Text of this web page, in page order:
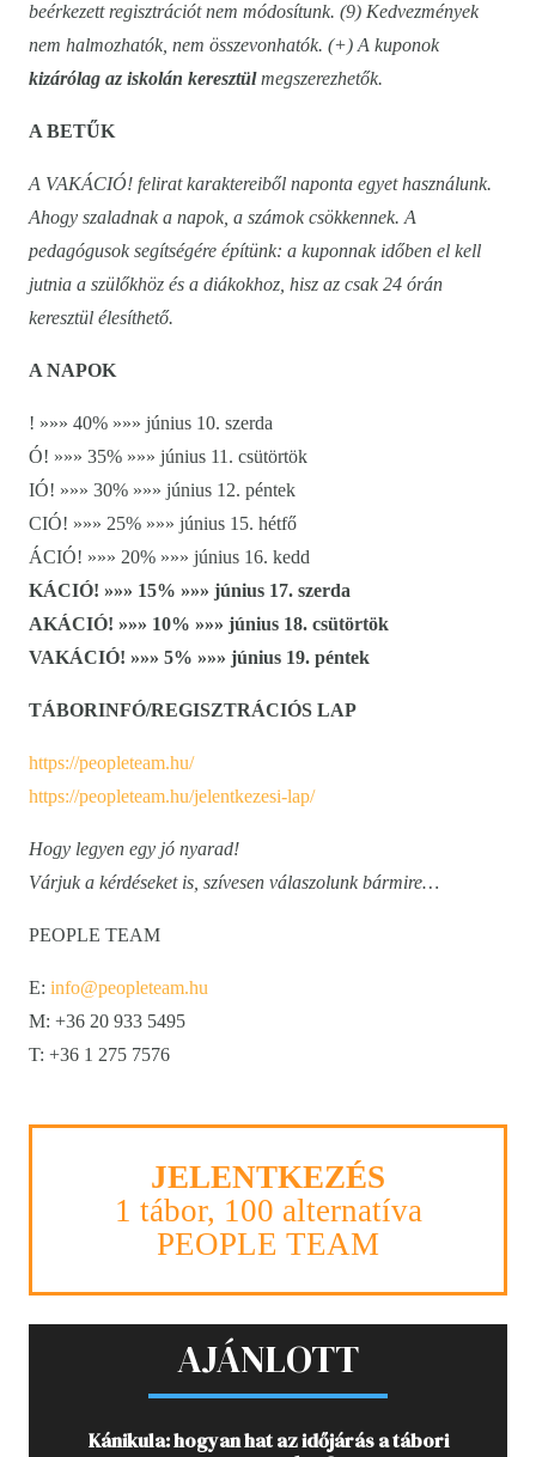
beérkezett regisztrációt nem módosítunk. (9) Kedvezmények
nem halmozhatók, nem összevonhatók. (+) A kuponok
kizárólag az iskolán keresztülmegszerezhetők.
A BETŰK
A VAKÁCIÓ! felirat karaktereiből naponta egyet használunk.
Ahogy szaladnak a napok, a számok csökkennek. A
pedagógusok segítségére építünk: a kuponnak időben el kell
jutnia a szülőkhöz és a diákokhoz, hisz az csak 24 órán
keresztül élesíthető.
A NAPOK
! »»» 40% »»» június 10. szerda
Ó! »»» 35% »»» június 11. csütörtök
IÓ! »»» 30% »»» június 12. péntek
CIÓ! »»» 25% »»» június 15. hétfő
ÁCIÓ! »»» 20% »»» június 16. kedd
KÁCIÓ! »»» 15% »»» június 17. szerda
AKÁCIÓ! »»» 10% »»» június 18. csütörtök
VAKÁCIÓ! »»» 5% »»» június 19. péntek
TÁBORINFÓ/REGISZTRÁCIÓS LAP
https://peopleteam.hu/
https://peopleteam.hu/jelentkezesi-lap/
Hogy legyen egy jó nyarad!
Várjuk a kérdéseket is, szívesen válaszolunk bármire…
PEOPLE TEAM
E: info@peopleteam.hu
M: +36 20 933 5495
T: +36 1 275 7576
JELENTKEZÉS
1 tábor, 100 alternatíva
PEOPLE TEAM
AJÁNLOTT
Kánikula: hogyan hat az időjárás a tábori